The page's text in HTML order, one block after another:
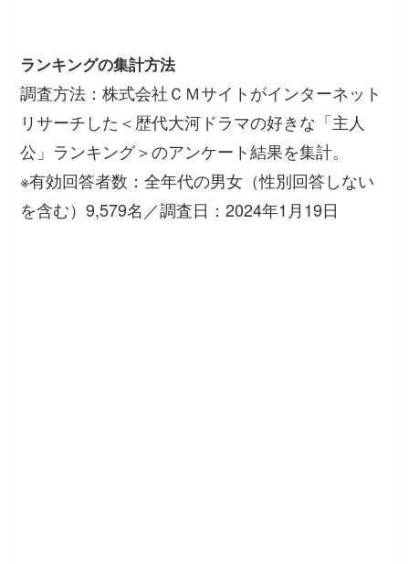
ランキングの集計方法
調査方法：株式会社ＣＭサイトがインターネット
リサーチした＜歴代大河ドラマの好きな「主人
公」ランキング＞のアンケート結果を集計。
※有効回答者数：全年代の男女（性別回答しない
を含む）9,579名／調査日：2024年1月19日